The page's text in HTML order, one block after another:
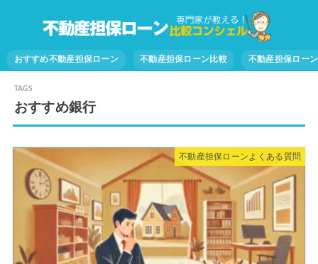
おすすめ不動産担保ローン 不動産担保ローン比較 不動産担保ロー
おすすめ銀行
不動産担保ローンよくある質問